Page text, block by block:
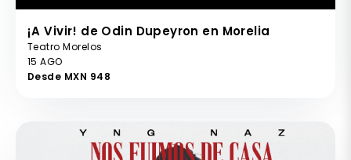
¡A Vivir! de Odin Dupeyron en Morelia
Teatro Morelos
15 AGO
Desde MXN 948